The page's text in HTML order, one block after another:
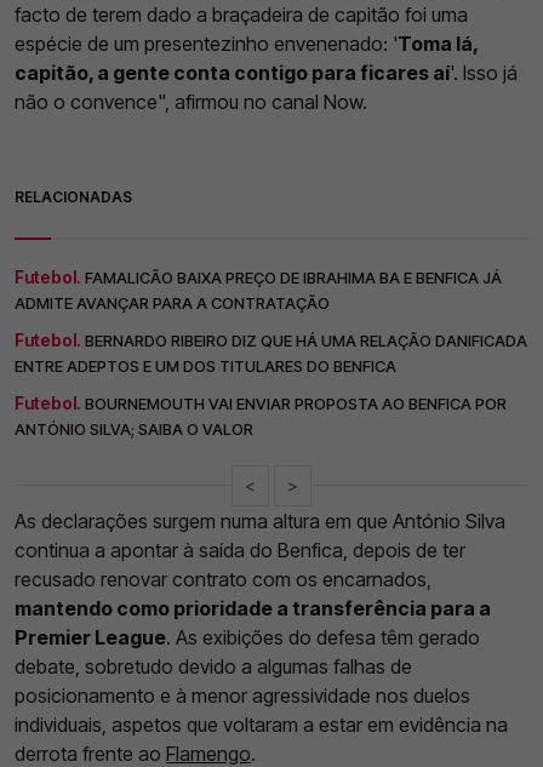
facto de terem dado a braçadeira de capitão foi uma
espécie de um presentezinho envenenado: 'Toma lá,
capitão, a gente conta contigo para ficares aí'. Isso já
não o convence", afirmou no canal Now.
RELACIONADAS
Futebol. FAMALICÃO BAIXA PREÇO DE IBRAHIMA BA E BENFICA JÁ
ADMITE AVANÇAR PARA A CONTRATAÇÃO
Futebol. BERNARDO RIBEIRO DIZ QUE HÁ UMA RELAÇÃO DANIFICADA
ENTRE ADEPTOS E UM DOS TITULARES DO BENFICA
Futebol. BOURNEMOUTH VAI ENVIAR PROPOSTA AO BENFICA POR
ANTÓNIO SILVA; SAIBA O VALOR
< >
As declarações surgem numa altura em que António Silva
continua a apontar à saída do Benfica, depois de ter
recusado renovar contrato com os encarnados,
mantendo como prioridade a transferência para a
Premier League. As exibições do defesa têm gerado
debate, sobretudo devido a algumas falhas de
posicionamento e à menor agressividade nos duelos
individuais, aspetos que voltaram a estar em evidência na
derrota frente ao Flamengo.